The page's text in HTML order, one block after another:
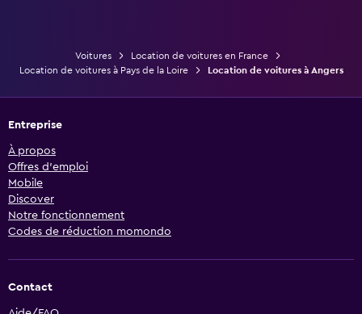
Voitures
Location de voitures en France
Location de voitures à Pays de la Loire
Location de voitures à Angers
Entreprise
À propos
Offres d’emploi
Mobile
Discover
Notre fonctionnement
Codes de réduction momondo
Contact